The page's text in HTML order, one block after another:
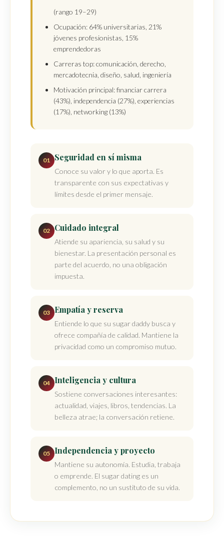
(rango 19–29)
Ocupación: 64% universitarias, 21%
jóvenes profesionistas, 15%
emprendedoras
Carreras top: comunicación, derecho,
mercadotecnia, diseño, salud, ingeniería
Motivación principal: financiar carrera
(43%), independencia (27%), experiencias
(17%), networking (13%)
01 Seguridad en sí misma
Conoce su valor y lo que aporta. Es
transparente con sus expectativas y
límites desde el primer mensaje.
02 Cuidado integral
Atiende su apariencia, su salud y su
bienestar. La presentación personal es
parte del acuerdo, no una obligación
impuesta.
03 Empatía y reserva
Entiende lo que su sugar daddy busca y
ofrece compañía de calidad. Mantiene la
privacidad como un compromiso mutuo.
04 Inteligencia y cultura
Sostiene conversaciones interesantes:
actualidad, viajes, libros, tendencias. La
belleza atrae; la conversación retiene.
05 Independencia y proyecto
Mantiene su autonomía. Estudia, trabaja
o emprende. El sugar dating es un
complemento, no un sustituto de su vida.